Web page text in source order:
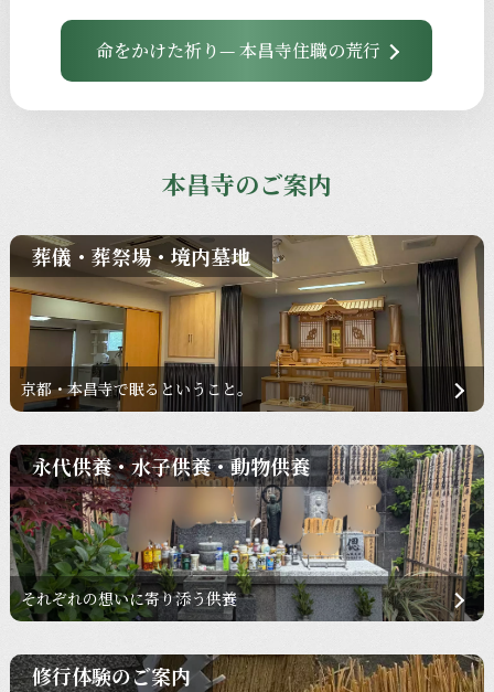
命をかけた祈り— 本昌寺住職の荒行
本昌寺のご案内
葬儀・葬祭場・境内墓地
京都・本昌寺で眠るということ。
永代供養・水子供養・動物供養
それぞれの想いに寄り添う供養
修行体験のご案内